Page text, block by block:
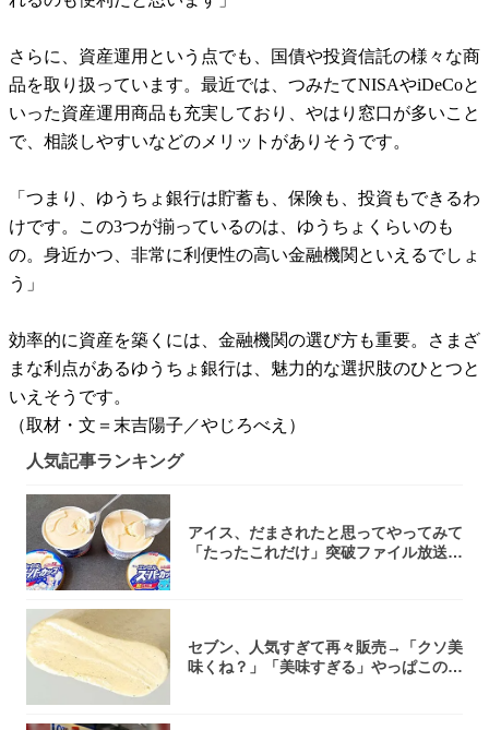
さらに、資産運用という点でも、国債や投資信託の様々な商
品を取り扱っています。最近では、つみたてNISAやiDeCoと
いった資産運用商品も充実しており、やはり窓口が多いこと
で、相談しやすいなどのメリットがありそうです。
「つまり、ゆうちょ銀行は貯蓄も、保険も、投資もできるわ
けです。この3つが揃っているのは、ゆうちょくらいのも
の。身近かつ、非常に利便性の高い金融機関といえるでしょ
う」
効率的に資産を築くには、金融機関の選び方も重要。さまざ
まな利点があるゆうちょ銀行は、魅力的な選択肢のひとつと
いえそうです。
（取材・文＝末吉陽子／やじろべえ）
人気記事ランキング
アイス、だまされたと思ってやってみて
「たったこれだけ」突破ファイル放送で
セブン、人気すぎて再々販売→「クソ美
味くね？」「美味すぎる」やっぱこのク